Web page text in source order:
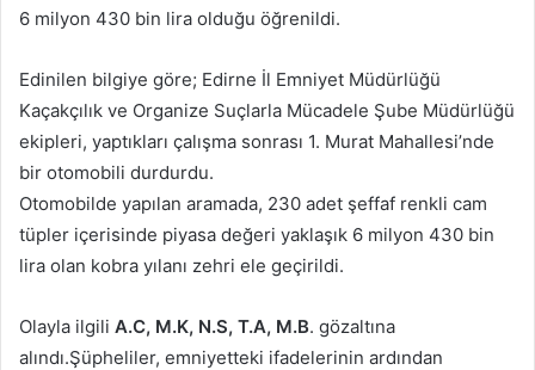
6 milyon 430 bin lira olduğu öğrenildi.
Edinilen bilgiye göre; Edirne İl Emniyet Müdürlüğü
Kaçakçılık ve Organize Suçlarla Mücadele Şube Müdürlüğü
ekipleri, yaptıkları çalışma sonrası 1. Murat Mahallesi’nde
bir otomobili durdurdu.
Otomobilde yapılan aramada, 230 adet şeffaf renkli cam
tüpler içerisinde piyasa değeri yaklaşık 6 milyon 430 bin
lira olan kobra yılanı zehri ele geçirildi.
Olayla ilgili A.C, M.K, N.S, T.A, M.B. gözaltına
alındı.Şüpheliler, emniyetteki ifadelerinin ardından